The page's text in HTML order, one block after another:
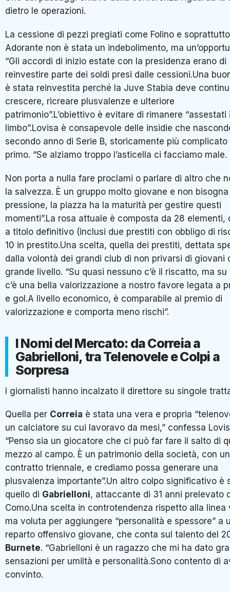
dietro le operazioni.
La cessione di pezzi pregiati come Folino e soprattutto
Adorante non è stata un indebolimento, ma
“Gli accordi di inizio estate con la presidenza erano di
reinvestire parte dei soldi presi dalle cessioni.Una
è stata reinvestita perché la Juve Stabia deve
crescere, ricreare plusvalenze e ulteriore
patrimonio”.L’obiettivo è evitare di rimanere “assestati
limbo”.Lovisa è consapevole delle insidie che
secondo anno di Serie B, storicamente più complicato
primo. “Se alziamo troppo l’asticella ci facciamo male.
Non porta a nulla fare proclami o parlare di altro che
la salvezza. È un gruppo molto giovane e non
pressione, la piazza ha la maturità per gestire questi
momenti”.La rosa attuale è composta da 28 elementi,
a titolo definitivo (inclusi due prestiti con obbligo di
10 in prestito.Una scelta, quella dei prestiti, dettata
dalla volontà dei grandi club di non privarsi di giovani
grande livello. “Su quasi nessuno c’è il riscatto, ma su
c’è una bella valorizzazione a nostro favore legata a
e gol.A livello economico, è comparabile al premio di
valorizzazione e comporta meno rischi”.
I Nomi del Mercato: da Correia a
Gabrielloni, tra Telenovele e Colpi a
Sorpresa
I giornalisti hanno incalzato il direttore su singole
Quella per Correia è stata una vera e propria
un calciatore su cui lavoravo da mesi,” confessa
“Penso sia un giocatore che ci può far fare il salto di
mezzo al campo. È un patrimonio della società, con un
contratto triennale, e crediamo possa generare una
plusvalenza importante”.Un altro colpo significativo è
quello di Gabrielloni, attaccante di 31 anni prelevato
Como.Una scelta in controtendenza rispetto alla linea
ma voluta per aggiungere “personalità e spessore” a
reparto offensivo giovane, che conta sul talento del
Burnete. “Gabrielloni è un ragazzo che mi ha dato
sensazioni per umiltà e personalità.Sono contento di
convinto.